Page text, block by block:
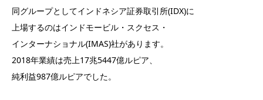
同グループとしてインドネシア証券取引所(IDX)に
上場するのはインドモービル・スクセス・
インターナショナル(IMAS)社があります。
2018年業績は売上17兆5447億ルピア、
純利益987億ルピアでした。